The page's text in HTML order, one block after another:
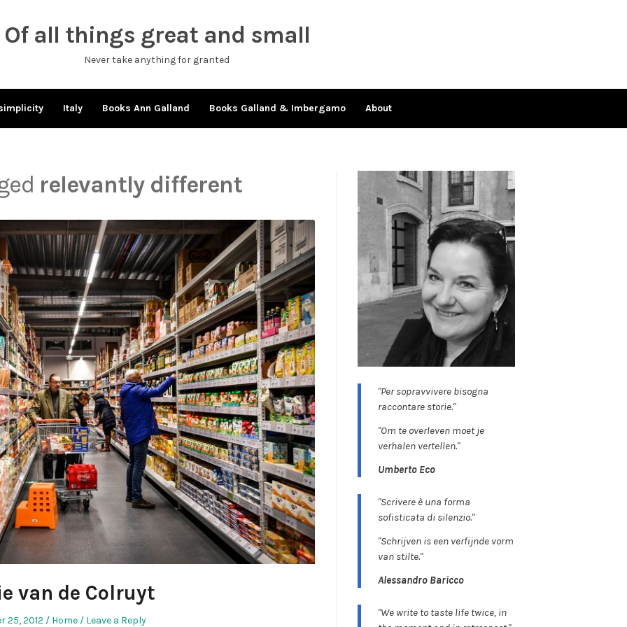
Of all things great and small
Never take anything for granted
Italy Books Ann Galland Books Galland & Imbergamo About
relevantly different
van de Colruyt
25, 2012
Posted
Home Leave a Reply
"Per sopravvivere bisogna
raccontare storie."
"Om te overleven moet je
verhalen vertellen."
Umberto Eco
"Scrivere è una forma
sofisticata di silenzio."
"Schrijven is een verfijnde vorm
van stilte."
Alessandro Baricco
"We write to taste life twice, in